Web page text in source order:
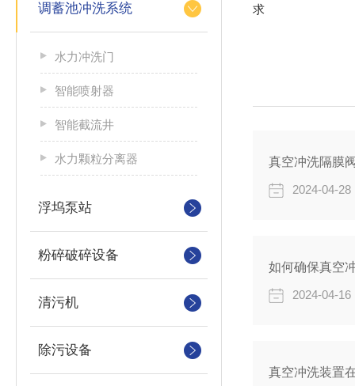
调蓄池冲洗系统
水力冲洗门
智能喷射器
智能截流井
水力颗粒分离器
浮坞泵站
粉碎破碎设备
清污机
除污设备
真空冲洗隔膜
2024-04-28
如何确保真空
2024-04-16
真空冲洗装置